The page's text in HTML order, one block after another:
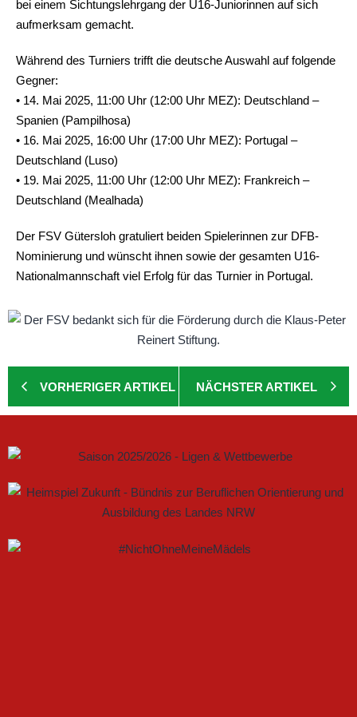
bei einem Sichtungslehrgang der U16-Juniorinnen auf sich
aufmerksam gemacht.
Während des Turniers trifft die deutsche Auswahl auf folgende
Gegner:
• 14. Mai 2025, 11:00 Uhr (12:00 Uhr MEZ): Deutschland –
Spanien (Pampilhosa)
• 16. Mai 2025, 16:00 Uhr (17:00 Uhr MEZ): Portugal –
Deutschland (Luso)
• 19. Mai 2025, 11:00 Uhr (12:00 Uhr MEZ): Frankreich –
Deutschland (Mealhada)
Der FSV Gütersloh gratuliert beiden Spielerinnen zur DFB-
Nominierung und wünscht ihnen sowie der gesamten U16-
Nationalmannschaft viel Erfolg für das Turnier in Portugal.
VORHERIGER ARTIKEL NÄCHSTER ARTIKEL